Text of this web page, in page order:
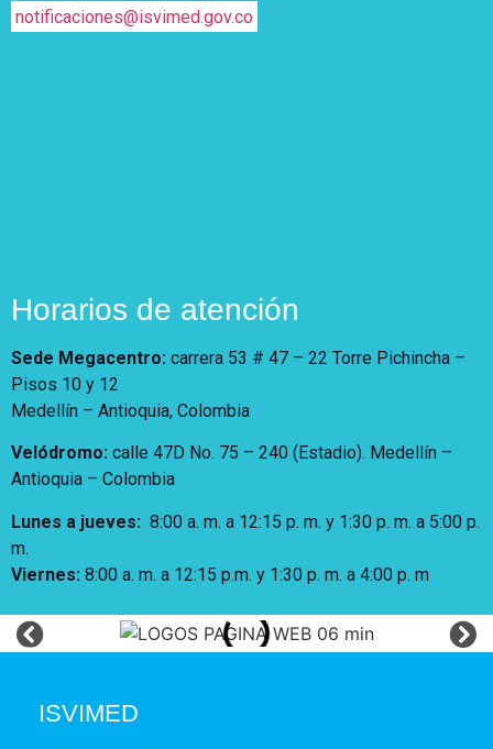
notificaciones@isvimed.gov.co
Horarios de atención
Sede Megacentro: carrera 53 # 47 – 22 Torre Pichincha –
Pisos 10 y 12
Medellín – Antioquia, Colombia
Velódromo: calle 47D No. 75 – 240 (Estadio). Medellín –
Antioquia – Colombia
Lunes a jueves: 8:00 a. m. a 12:15 p. m. y 1:30 p. m. a 5:00 p.
m.
Viernes: 8:00 a. m. a 12:15 p.m. y 1:30 p. m. a 4:00 p. m
ISVIMED